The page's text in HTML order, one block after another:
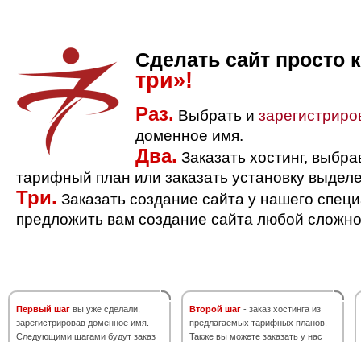
Сделать сайт просто
три»!
Раз. Выбрать и
доменное имя.
Два. Заказать хостинг,
тарифный план или заказать установку
Три. Заказать создание сайта у нашего
предложить вам создание сайта любой
Первый шаг вы уже сделали,
зарегистрировав доменное имя.
Следующими шагами будут заказ
Второй шаг - заказ хостинга из
предлагаемых тарифных планов.
Также вы можете заказать у нас